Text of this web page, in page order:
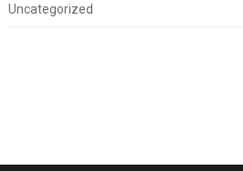
Uncategorized